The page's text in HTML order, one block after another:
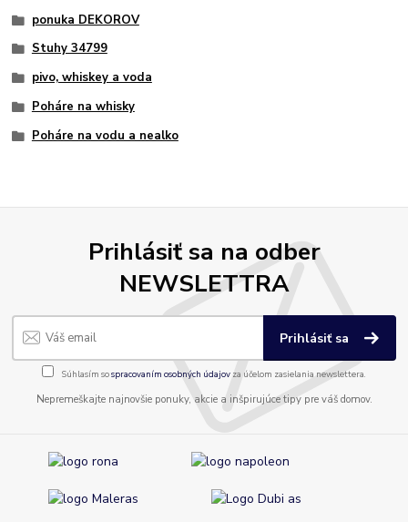
ponuka DEKOROV
Stuhy 34799
pivo, whiskey a voda
Poháre na whisky
Poháre na vodu a nealko
Prihlásiť sa na odber
NEWSLETTRA
Prihlásiť sa
Súhlasím sospracovaním osobných údajov za účelom zasielania newslettera.
Nepremeškajte najnovšie ponuky, akcie a inšpirujúce tipy pre váš domov.